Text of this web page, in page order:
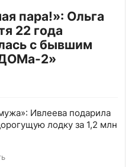
пара!»: Ольга
22 года
с бывшим
2»
Ивлеева подарила
лодку за 1,2 млн